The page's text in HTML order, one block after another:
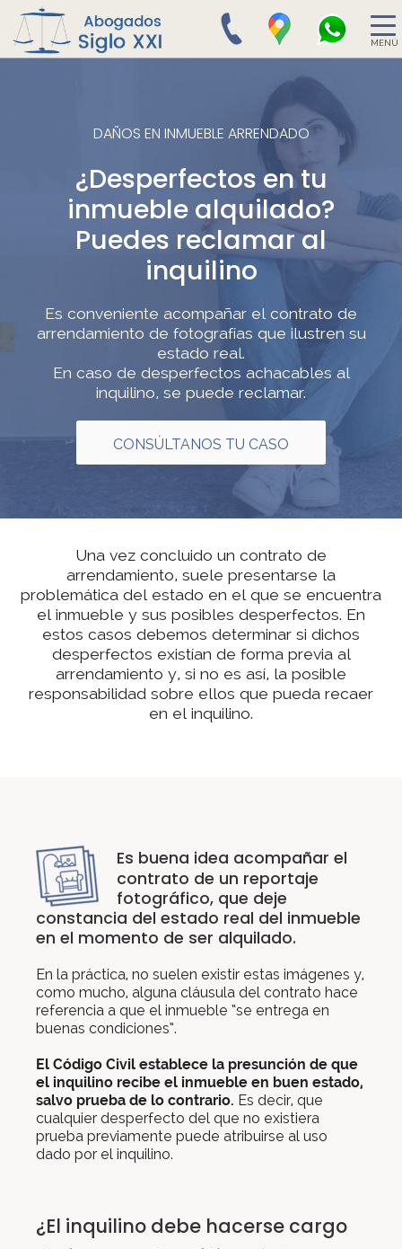
MENÚ
DAÑOS EN INMUEBLE ARRENDADO
¿Desperfectos en tu
inmueble alquilado?
Puedes reclamar al
inquilino
Es conveniente acompañar el contrato de
arrendamiento de fotografías que ilustren su
estado real.
En caso de desperfectos achacables al
inquilino, se puede reclamar.
CONSÚLTANOS TU CASO
Una vez concluido un contrato de
arrendamiento, suele presentarse la
problemática del estado en el que se encuentra
el inmueble y sus posibles desperfectos. En
estos casos debemos determinar si dichos
desperfectos existían de forma previa al
arrendamiento y, si no es así, la posible
responsabilidad sobre ellos que pueda recaer
en el inquilino.
Es buena idea acompañar el
contrato de un reportaje
fotográfico, que deje
constancia del estado real del inmueble
en el momento de ser alquilado.
En la práctica, no suelen existir estas imágenes y,
como mucho, alguna cláusula del contrato hace
referencia a que el inmueble “se entrega en
buenas condiciones”.
El Código Civil establece la presunción de que
el inquilino recibe el inmueble en buen estado,
salvo prueba de lo contrario. Es decir, que
cualquier desperfecto del que no existiera
prueba previamente puede atribuirse al uso
dado por el inquilino.
¿El inquilino debe hacerse cargo